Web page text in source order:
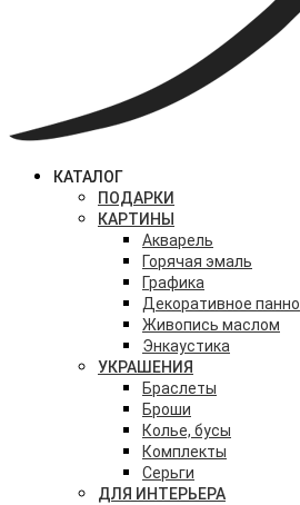
КАТАЛОГ
ПОДАРКИ
КАРТИНЫ
Акварель
Горячая эмаль
Графика
Декоративное панно
Живопись маслом
Энкаустика
УКРАШЕНИЯ
Браслеты
Броши
Колье, бусы
Комплекты
Серьги
ДЛЯ ИНТЕРЬЕРА